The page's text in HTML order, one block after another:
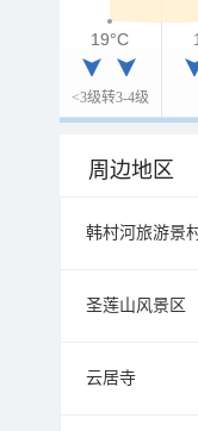
<3级转3-4级
19°C
19°C
周边地区
韩村河旅游景
圣莲山风景区
云居寺